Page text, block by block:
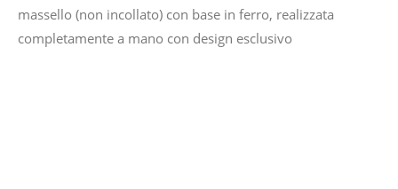
massello (non incollato) con base in ferro, realizzata
completamente a mano con design esclusivo